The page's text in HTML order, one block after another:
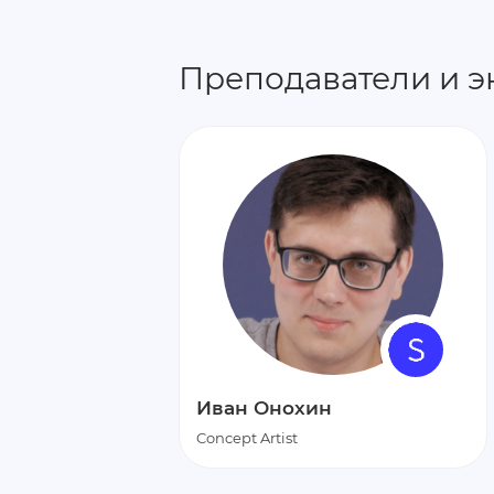
Преподаватели и
Иван Онохин
Concept Artist